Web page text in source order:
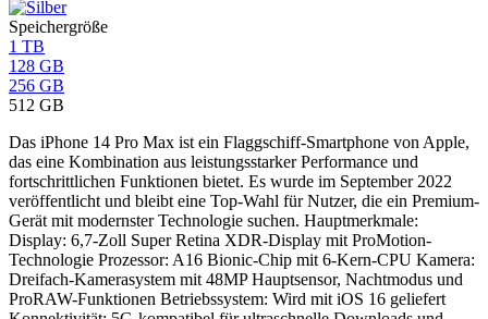
Speichergröße
1 TB
128 GB
256 GB
512 GB
Das iPhone 14 Pro Max ist ein Flaggschiff-Smartphone von Apple,
das eine Kombination aus leistungsstarker Performance und
fortschrittlichen Funktionen bietet. Es wurde im September 2022
veröffentlicht und bleibt eine Top-Wahl für Nutzer, die ein Premium-
Gerät mit modernster Technologie suchen. Hauptmerkmale:
Display: 6,7-Zoll Super Retina XDR-Display mit ProMotion-
Technologie Prozessor: A16 Bionic-Chip mit 6-Kern-CPU Kamera:
Dreifach-Kamerasystem mit 48MP Hauptsensor, Nachtmodus und
ProRAW-Funktionen Betriebssystem: Wird mit iOS 16 geliefert